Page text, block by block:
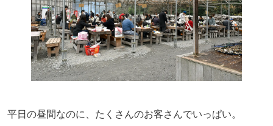
平日の昼間なのに、たくさんのお客さんでいっぱい。